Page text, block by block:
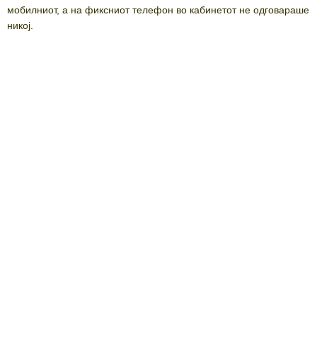
мобилниот, а на фиксниот телефон во кабинетот не одговараше
никој.